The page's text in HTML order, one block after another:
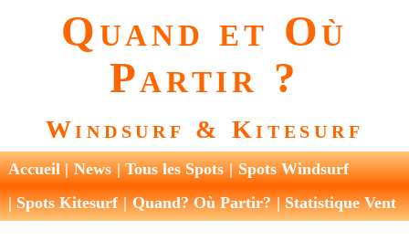
Quand et Où
Partir ?
Windsurf & Kitesurf
Accueil News Tous les Spots
Spots Windsurf
Spots Kitesurf
Quand? Où Partir? Statistique Vent